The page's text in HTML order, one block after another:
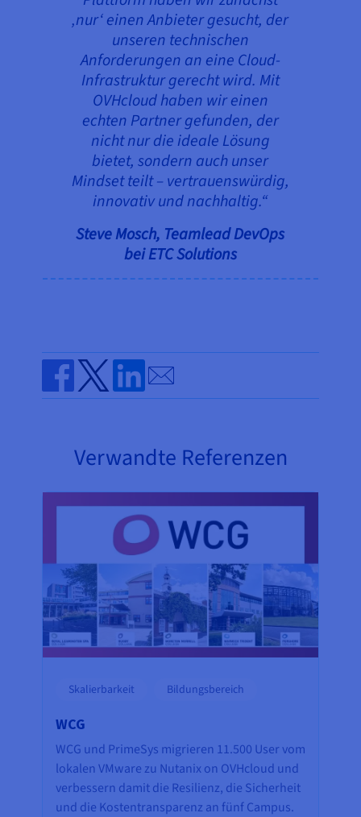
‚nur‘ einen Anbieter gesucht, der
unseren technischen
Anforderungen an eine Cloud-
Infrastruktur gerecht wird. Mit
OVHcloud haben wir einen
echten Partner gefunden, der
nicht nur die ideale Lösung
bietet, sondern auch unser
Mindset teilt – vertrauenswürdig,
innovativ und nachhaltig.“
Steve Mosch, Teamlead DevOps
bei ETC Solutions
Share on Facebook
Share on Twitter
Share on Linkedin
Send by email
Verwandte Referenzen
Skalierbarkeit Bildungsbereich
WCG
WCG und PrimeSys migrieren 11.500 User vom
lokalen VMware zu Nutanix on OVHcloud und
verbessern damit die Resilienz, die Sicherheit
und die Kostentransparenz an fünf Campus.